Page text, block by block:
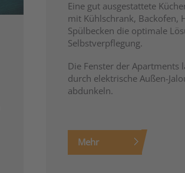
Eine gut ausgestattete
mit Kühlschrank, Backofen,
Spülbecken die optimale
Selbstverpflegung.
Die Fenster der Apartments
durch elektrische Außen-
abdunkeln.
Mehr